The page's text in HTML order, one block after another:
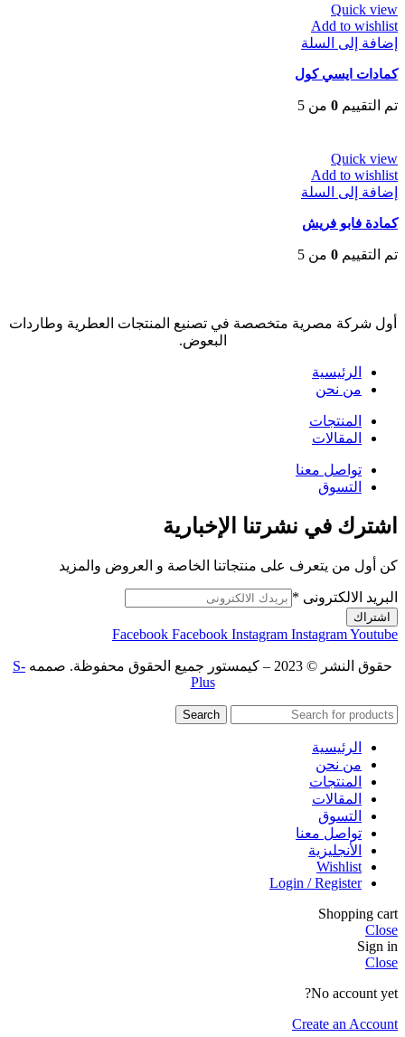
Quick view
Add to wishlist
إضافة إلى السلة
كمادات ايسي كول
تم التقييم 0 من 5
Quick view
Add to wishlist
إضافة إلى السلة
كمادة فابو فريش
تم التقييم 0 من 5
أول شركة مصرية متخصصة في تصنيع المنتجات العطرية وطاردات
البعوض.
الرئيسية
من نحن
المنتجات
المقالات
تواصل معنا
التسوق
اشترك في نشرتنا الإخبارية
كن أول من يتعرف على منتجاتنا الخاصة و العروض والمزيد
البريد الالكترونى *
اشتراك
Facebook Facebook Instagram InstagramYoutube
حقوق النشر © 2023 – كيمستور جميع الحقوق محفوظة. صممه
S-
Plus
Search
الرئيسية
من نحن
المنتجات
المقالات
التسوق
تواصل معنا
الأنجليزية
Wishlist
Login / Register
Shopping cart
Close
Sign in
Close
No account yet?
Create an Account